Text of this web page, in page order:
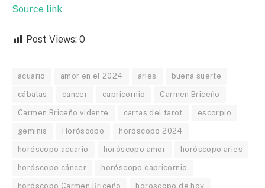
Source link
Post Views: 0
acuario amor en el 2024 aries buena suerte
cábalas cancer capricornio Carmen Briceño
Carmen Briceño vidente cartas del tarot escorpio
geminis Horóscopo horóscopo 2024
horóscopo acuario horóscopo amor horóscopo aries
horóscopo cáncer horóscopo capricornio
horóscopo Carmen Briceño horoscopo de hoy